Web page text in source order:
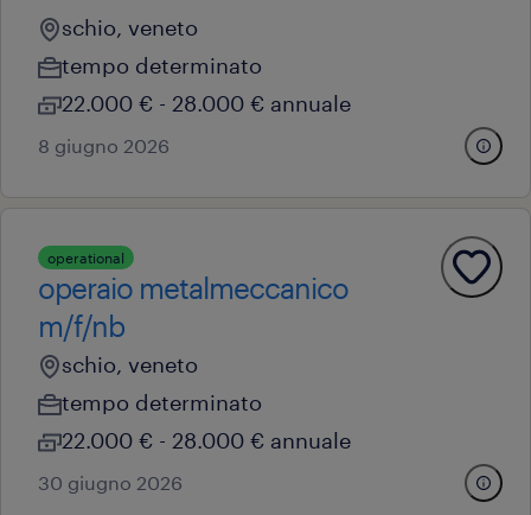
schio, veneto
tempo determinato
22.000 € - 28.000 € annuale
8 giugno 2026
operational
operaio metalmeccanico
m/f/nb
schio, veneto
tempo determinato
22.000 € - 28.000 € annuale
30 giugno 2026